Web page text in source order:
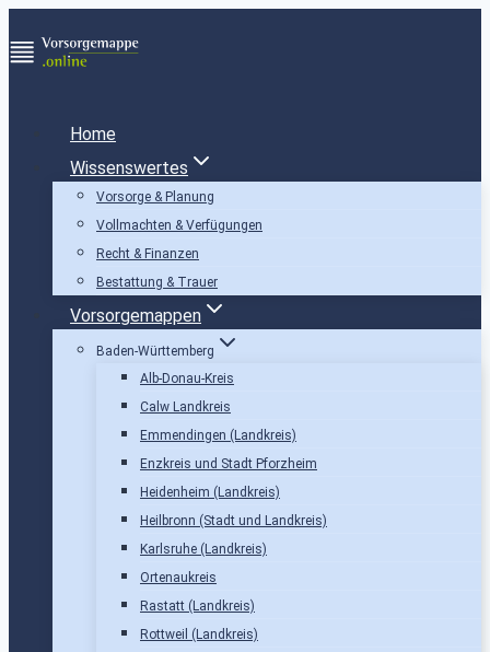
Inhalt
Home
Wissenswertes
Vorsorge & Planung
Vollmachten & Verfügungen
Recht & Finanzen
Bestattung & Trauer
Vorsorgemappen
Baden-Württemberg
Alb-Donau-Kreis
Calw Landkreis
Emmendingen (Landkreis)
Enzkreis und Stadt Pforzheim
Heidenheim (Landkreis)
Heilbronn (Stadt und Landkreis)
Karlsruhe (Landkreis)
Ortenaukreis
Rastatt (Landkreis)
Rottweil (Landkreis)